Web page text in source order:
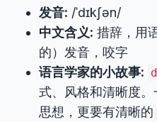
发音: /ˈdɪkʃən/
中文含义: 措辞，用
的）发音，咬字
语言学家的小故事:
式、风格和清晰度
思想，更要有清晰的